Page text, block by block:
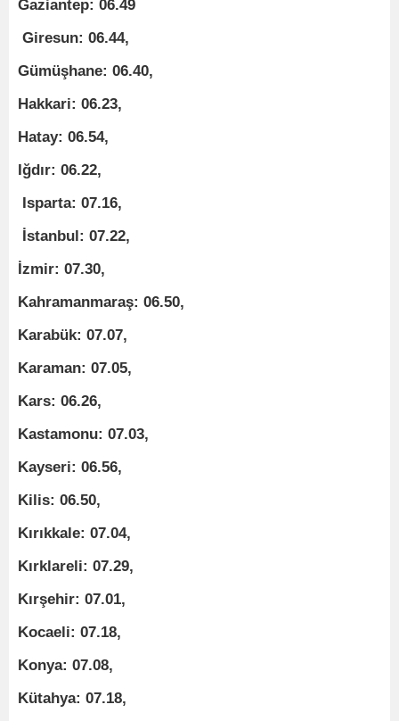
Gaziantep: 06.49
Giresun: 06.44,
Gümüşhane: 06.40,
Hakkari: 06.23,
Hatay: 06.54,
Iğdır: 06.22,
Isparta: 07.16,
İstanbul: 07.22,
İzmir: 07.30,
Kahramanmaraş: 06.50,
Karabük: 07.07,
Karaman: 07.05,
Kars: 06.26,
Kastamonu: 07.03,
Kayseri: 06.56,
Kilis: 06.50,
Kırıkkale: 07.04,
Kırklareli: 07.29,
Kırşehir: 07.01,
Kocaeli: 07.18,
Konya: 07.08,
Kütahya: 07.18,